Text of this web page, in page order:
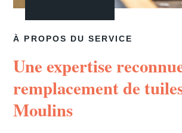
À PROPOS DU SERVICE
Une expertise
remplacement de
Moulins